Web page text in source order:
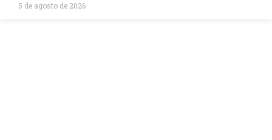
5 de agosto de 2026